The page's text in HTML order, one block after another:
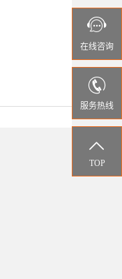

在线咨询

服务热线

TOP